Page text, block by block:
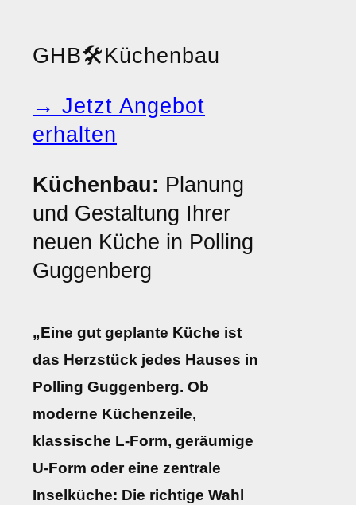
GHB🛠️Küchenbau
→ Jetzt Angebot
erhalten
Küchenbau: Planung
und Gestaltung Ihrer
neuen Küche in Polling
Guggenberg
„Eine gut geplante Küche ist
das Herzstück jedes Hauses in
Polling Guggenberg. Ob
moderne Küchenzeile,
klassische L-Form, geräumige
U-Form oder eine zentrale
Inselküche: Die richtige Wahl